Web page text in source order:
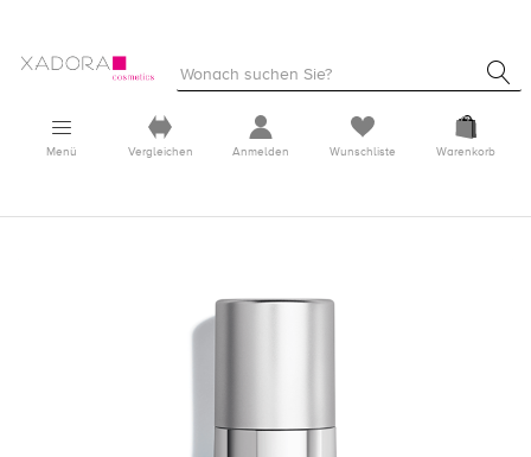
Menü Vergleichen Anmelden Wunschliste Warenkorb